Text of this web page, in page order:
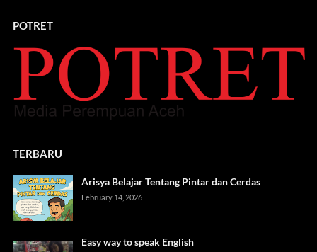
POTRET
TERBARU
Arisya Belajar Tentang Pintar dan Cerdas
February 14, 2026
Easy way to speak English